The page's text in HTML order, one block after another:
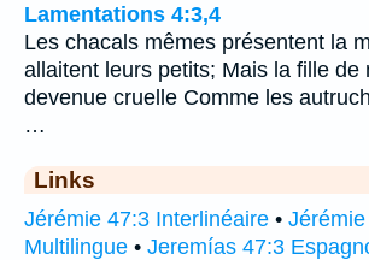
Lamentations 4:3,4
Les chacals mêmes présentent la
allaitent leurs petits; Mais la fille de
devenue cruelle Comme les
…
Links
Jérémie 47:3 Interlinéaire •
Multilingue • Jeremías 47:3